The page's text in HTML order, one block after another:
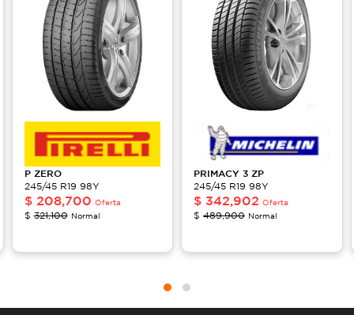
P ZERO
245/45 R19 98Y
$ 208,700 Oferta
$321,100 Normal
PRIMACY 3 ZP
245/45 R19 98Y
$ 342,902 Oferta
$ 489,900 Normal